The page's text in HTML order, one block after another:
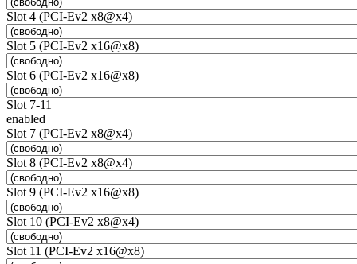
Slot 4 (PCI-Ev2 x8@x4)
Slot 5 (PCI-Ev2 x16@x8)
Slot 6 (PCI-Ev2 x16@x8)
Slot 7-11
enabled
Slot 7 (PCI-Ev2 x8@x4)
Slot 8 (PCI-Ev2 x8@x4)
Slot 9 (PCI-Ev2 x16@x8)
Slot 10 (PCI-Ev2 x8@x4)
Slot 11 (PCI-Ev2 x16@x8)